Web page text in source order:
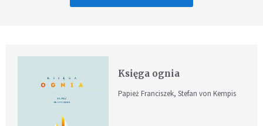
Księga ognia
Papież Franciszek, Stefan von Kempis